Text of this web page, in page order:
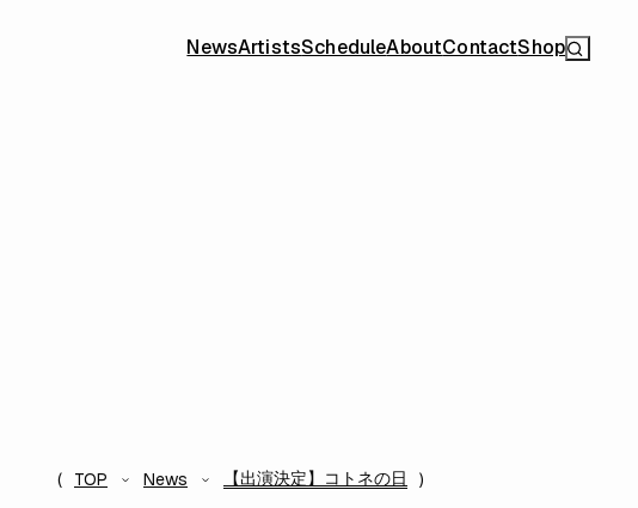
NewsArtistsScheduleAboutContactShop
TOP News 【出演決定】コトネの日